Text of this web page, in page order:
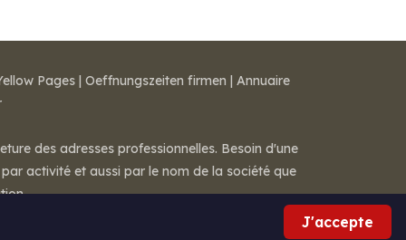
J'accepte
Pages | Oeffnungszeiten firmen | Annuaire
des adresses professionnelles. Besoin d'une
activité et aussi par le nom de la société que